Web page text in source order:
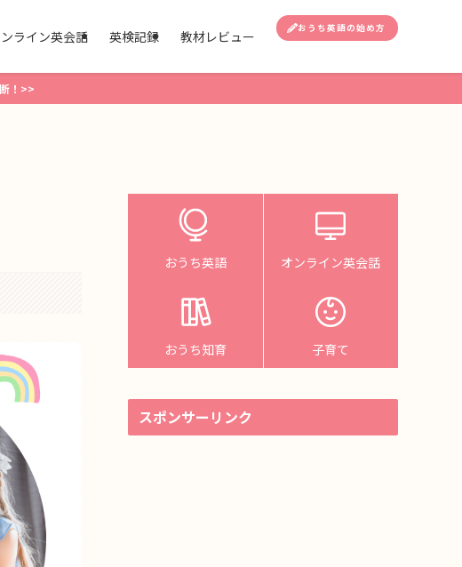
ライン英会話 英検記録 教材レビュー おうち英語の始め方
！>>
おうち英語 オンライン英会話
おうち知育 子育て
スポンサーリンク